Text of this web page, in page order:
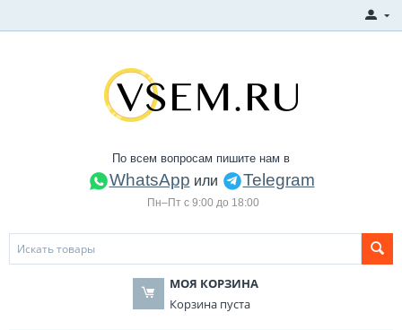
По всем вопросам пишите нам в
WhatsApp или Telegram
Пн–Пт с 9:00 до 18:00
МОЯ КОРЗИНА
Корзина пуста